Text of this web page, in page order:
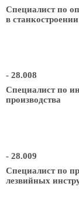
Специалист по
в станкостроении
- 28.008
Специалист по
производства
- 28.009
Специалист по
лезвийных